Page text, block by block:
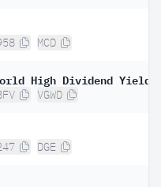
MCD
VGWD
DGE